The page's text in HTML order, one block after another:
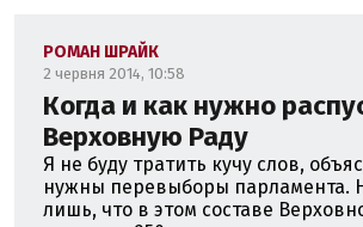
РОМАН ШРАЙК
2 червня 2014, 10:58
Когда и как нужно
Верховную Раду
Я не буду тратить кучу слов,
нужны перевыборы парламента.
лишь, что в этом составе